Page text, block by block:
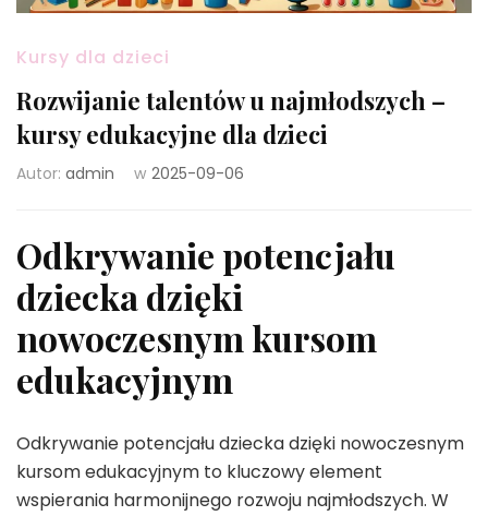
Kursy dla dzieci
Rozwijanie talentów u najmłodszych –
kursy edukacyjne dla dzieci
Autor: admin w 2025-09-06
Odkrywanie potencjału
dziecka dzięki
nowoczesnym kursom
edukacyjnym
Odkrywanie potencjału dziecka dzięki nowoczesnym
kursom edukacyjnym to kluczowy element
wspierania harmonijnego rozwoju najmłodszych. W